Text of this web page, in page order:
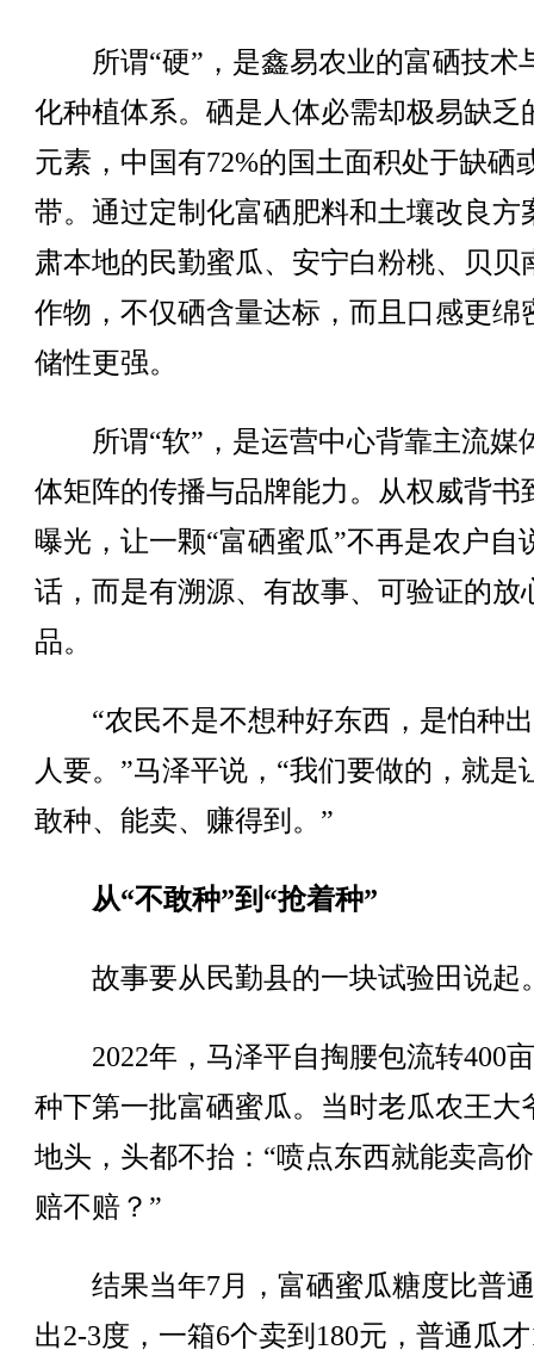
所谓“硬”，是鑫易农业的富硒技术
化种植体系。硒是人体必需却极易缺乏
元素，中国有72%的国土面积处于缺硒
带。通过定制化富硒肥料和土壤改良方
肃本地的民勤蜜瓜、安宁白粉桃、贝贝
作物，不仅硒含量达标，而且口感更绵
储性更强。
所谓“软”，是运营中心背靠主流媒
体矩阵的传播与品牌能力。从权威背书
曝光，让一颗“富硒蜜瓜”不再是农户自
话，而是有溯源、有故事、可验证的放
品。
“农民不是不想种好东西，是怕种
人要。”马泽平说，“我们要做的，就是
敢种、能卖、赚得到。”
从“不敢种”到“抢着种”
故事要从民勤县的一块试验田说起
2022年，马泽平自掏腰包流转400
种下第一批富硒蜜瓜。当时老瓜农王大
地头，头都不抬：“喷点东西就能卖高
赔不赔？”
结果当年7月，富硒蜜瓜糖度比普
出2-3度，一箱6个卖到180元，普通瓜才